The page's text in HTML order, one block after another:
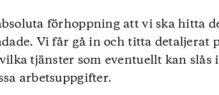
förhoppning att vi ska hitta
Vi får gå in och titta detaljerat
tjänster som eventuellt kan slås
arbetsuppgifter.